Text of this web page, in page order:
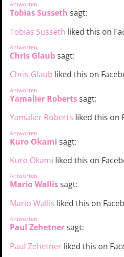
Antworten
Tobias Susseth sagt:
Tobias Susseth liked this on
Antworten
Chris Glaubsagt:
Chris Glaub liked this on
Antworten
Yamalier Robertssagt:
Yamalier Roberts liked this on
Antworten
Kuro Okami sagt:
Kuro Okami liked this on
Antworten
Mario Wallissagt:
Mario Wallis liked this on
Antworten
Paul Zehetnersagt:
Paul Zehetner liked this on